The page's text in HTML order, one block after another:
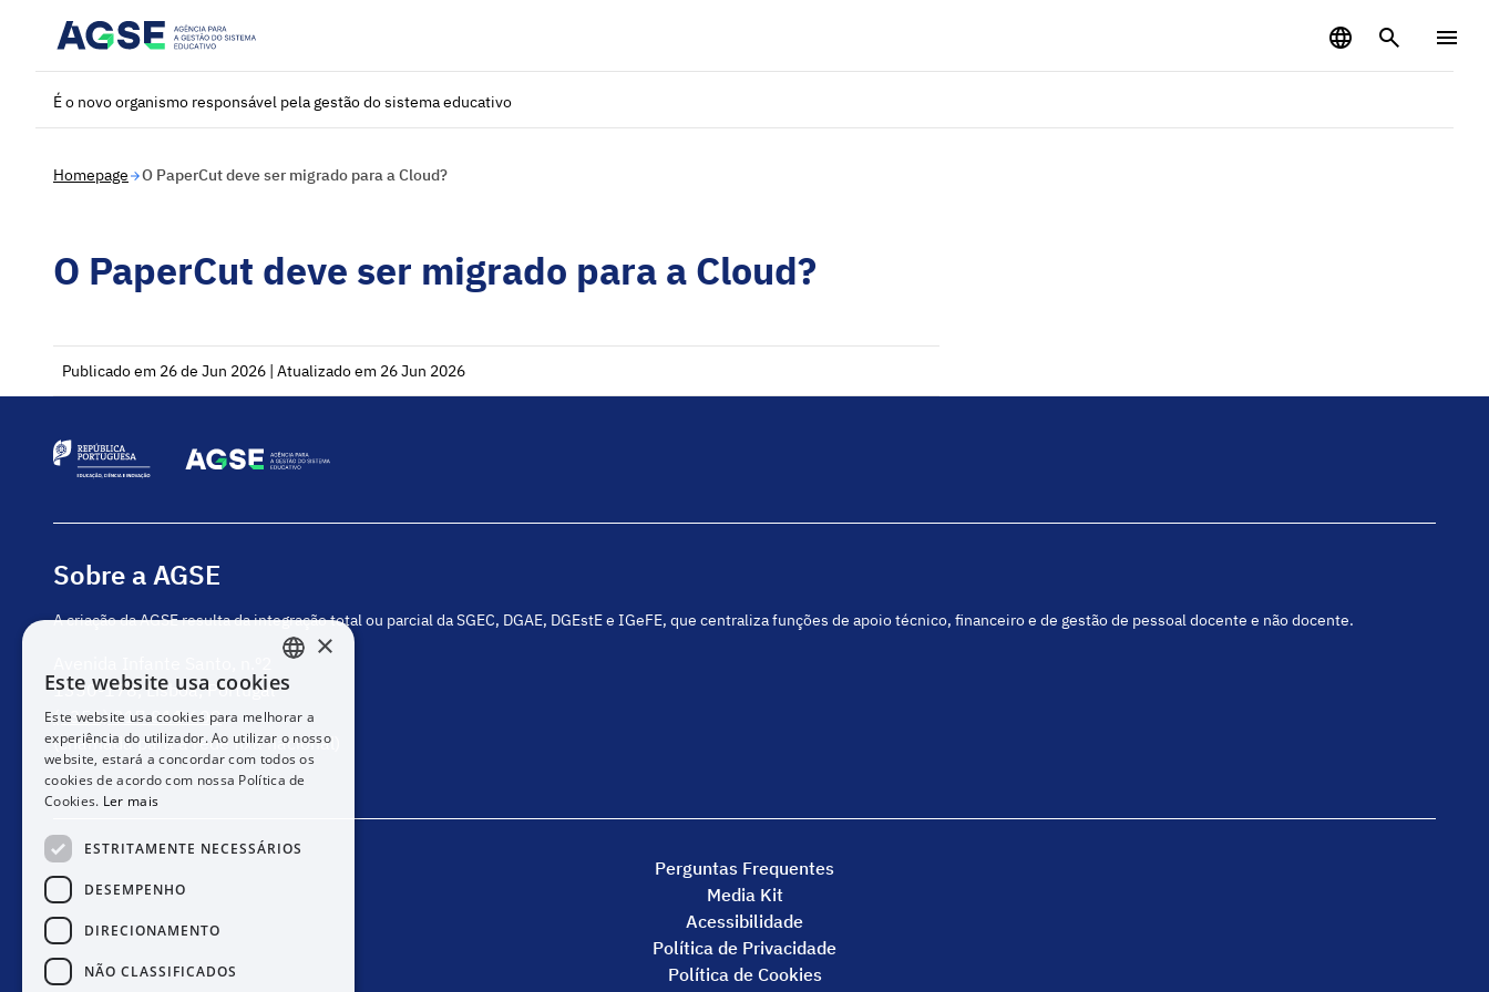
É o novo organismo responsável pela gestão do sistema educativo
Homepage O PaperCut deve ser migrado para a Cloud?
O PaperCut deve ser migrado para a Cloud?
Publicado em 26 de Jun 2026 | Atualizado em 26 Jun 2026
Sobre a AGSE
A criação da AGSE resulta da integração total ou parcial da SGEC, DGAE, DGEstE e IGeFE, que centraliza funções de apoio técnico, financeiro e de gestão de pessoal docente e não docente.
1350-178, Lisboa, Portugal
(+351) 217 811 600
(chamada para a rede fixa nacional)
Perguntas Frequentes
Media Kit
Acessibilidade
Política de Privacidade
Política de Cookies
PORTUGUESE
ENGLISH
×
Este website usa cookies
Este website usa cookies para melhorar a
experiência do utilizador. Ao utilizar o nosso
website, estará a concordar com todos os
cookies de acordo com nossa Política de
Cookies. Ler mais
ESTRITAMENTE NECESSÁRIOS
DESEMPENHO
DIRECIONAMENTO
NÃO CLASSIFICADOS